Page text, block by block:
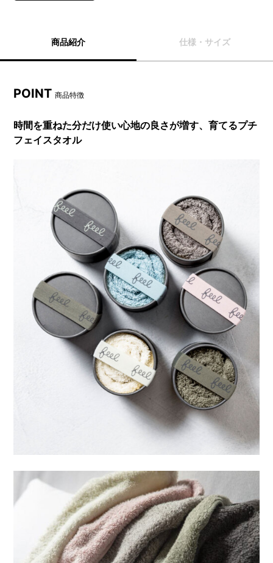
商品紹介 仕様・サイズ
POINT商品特徴
時間を重ねた分だけ使い心地の良さが増す、育てるプチ
フェイスタオル